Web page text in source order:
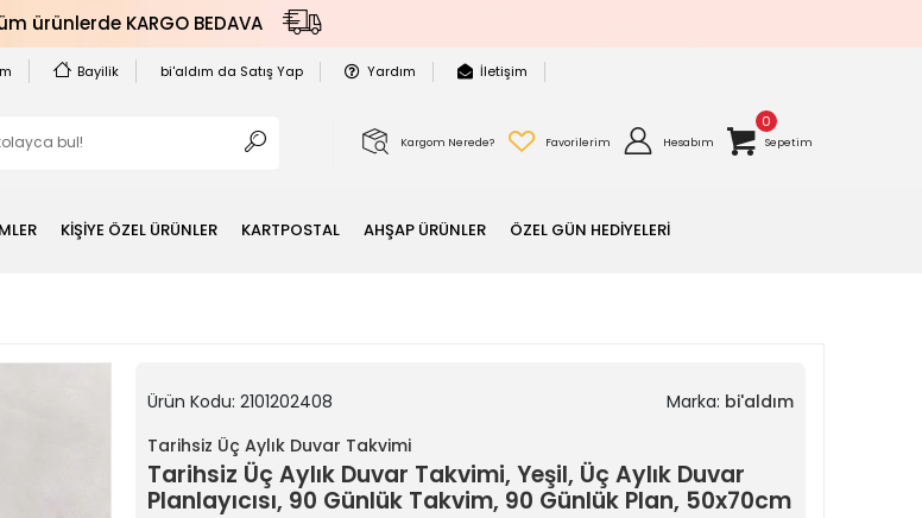
ürünlerde KARGO BEDAVA
Bayilik bi'aldım da Satış Yap Yardım İletişim
Kargom Nerede? Favorilerim Hesabım
0
Sepetim
KİŞİYE ÖZEL ÜRÜNLER KARTPOSTAL AHŞAP ÜRÜNLER ÖZEL GÜN HEDİYELERİ
Ürün Kodu: 2101202408 Marka: bi'aldım
Tarihsiz Üç Aylık Duvar Takvimi
Tarihsiz Üç Aylık Duvar Takvimi, Yeşil, Üç Aylık Duvar
Planlayıcısı, 90 Günlük Takvim, 90 Günlük Plan, 50x70cm